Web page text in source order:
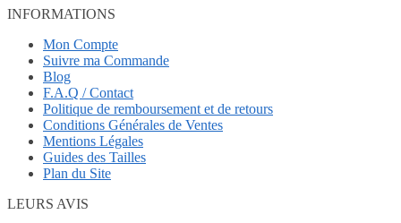
INFORMATIONS
Mon Compte
Suivre ma Commande
Blog
F.A.Q / Contact
Politique de remboursement et de retours
Conditions Générales de Ventes
Mentions Légales
Guides des Tailles
Plan du Site
LEURS AVIS